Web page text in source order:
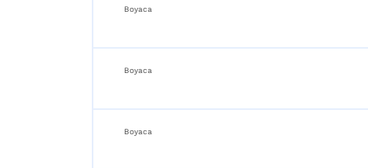
Boyaca
Boyaca
Boyaca